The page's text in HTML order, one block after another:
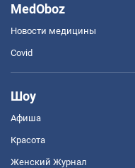
MedOboz
Новости медицины
Covid
Шоу
Афиша
Красота
Женский Журнал